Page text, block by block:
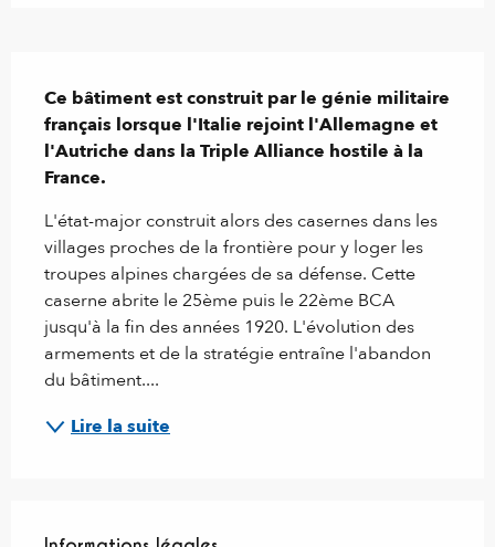
Ce bâtiment est construit par le génie militaire
français lorsque l'Italie rejoint l'Allemagne et
l'Autriche dans la Triple Alliance hostile à la
France.
L'état-major construit alors des casernes dans les
villages proches de la frontière pour y loger les
troupes alpines chargées de sa défense. Cette
caserne abrite le 25ème puis le 22ème BCA
jusqu'à la fin des années 1920. L'évolution des
armements et de la stratégie entraîne l'abandon
du bâtiment....
Lire la suite